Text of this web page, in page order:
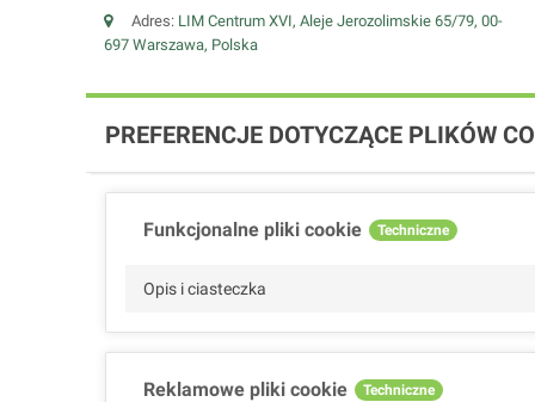
Adres: LIM Centrum XVI, Aleje Jerozolimskie 65/79, 00-
697 Warszawa, Polska
PREFERENCJE DOTYCZĄCE PLIKÓW
Funkcjonalne pliki cookie Techniczne
Opis i ciasteczka
Reklamowe pliki cookie Techniczne